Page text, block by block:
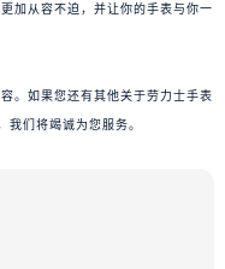
加从容不迫，并让你的手表与你一
。如果您还有其他关于劳力士手表
我们将竭诚为您服务。